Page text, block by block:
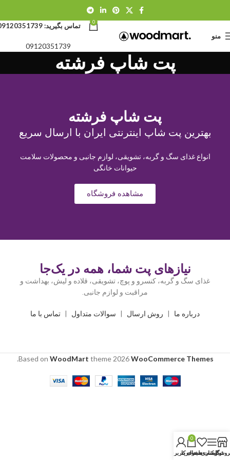
منو
0 تماس بگیرید:
09120351739
پت شاپ فرشته
پت شاپ فرشته
بهترین پت شاپ اینترنتی ایران با ارسال سریع
انواع غذای سگ و گربه، تشویقی، لوازم جانبی و محصولات سلامت
حیوانات خانگی
مشاهده فروشگاه
نیازهای پت شما، همه در یک‌جا
غذای سگ و گربه، کنسرو و پوچ، تشویقی، قلاده و لیش، بهداشت و
مراقبت و لوازم جانبی.
درباره ما روش ارسال سوالات متداول تماس با ما
Based on WoodMart theme2026WooCommerce Themes
.
نوار کناری
لیست دلخواه
0
سبد خرید
حساب کاربری من